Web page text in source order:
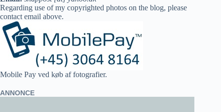
Regarding use of my copyrighted photos on the blog, please
contact email above.
Mobile Pay ved køb af fotografier.
ANNONCE